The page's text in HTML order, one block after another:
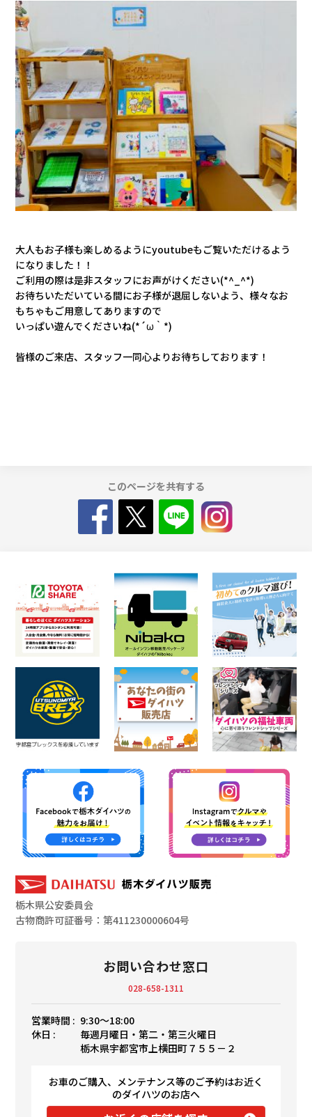
大人もお子様も楽しめるようにyoutubeもご覧いただけるよう
になりました！！
ご利用の際は是非スタッフにお声がけください(*^_^*)
お待ちいただいている間にお子様が退屈しないよう、様々なお
もちゃもご用意してありますので
いっぱい遊んでくださいね(*´ω｀*)
皆様のご来店、スタッフ一同心よりお待ちしております！
このページを共有する
栃木県公安委員会
古物商許可証番号：第411230000604号
お問い合わせ窓口
028-658-1311
営業時間 : 9:30〜18:00
休日 :
毎週月曜日・第二・第三火曜日
栃木県宇都宮市上横田町７５５－２
お車のご購入、メンテナンス等のご予約はお近く
のダイハツのお店へ